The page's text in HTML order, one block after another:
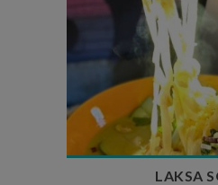
Temps de
Temps de
Nombre de
LAKSA